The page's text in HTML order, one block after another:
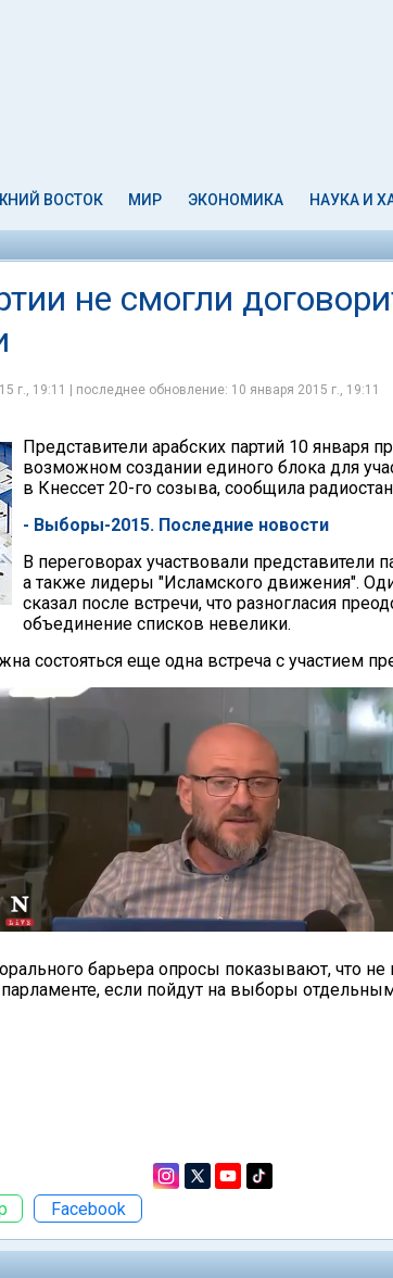
ВОСТОК МИР ЭКОНОМИКА НАУКА И
не смогли
г., 19:11 | последнее обновление: 10 января 2015 г., 19:11
Представители арабских партий 10 января
возможном создании единого блока для
в Кнессет 20-го созыва, сообщила
- Выборы-2015. Последние новости
В переговорах участвовали
а также лидеры "Исламского движения".
сказал после встречи, что разногласия
объединение списков невелики.
состояться еще одна встреча с участием
барьера опросы показывают, что не
парламенте, если пойдут на выборы
Facebook